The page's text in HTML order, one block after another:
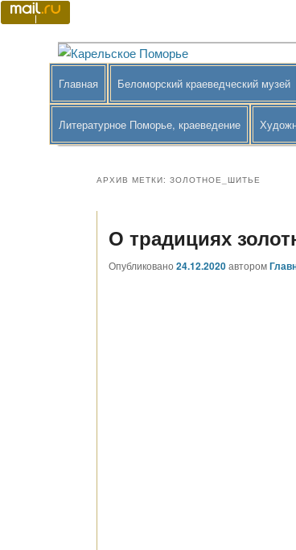
Перейти
к
основному
содержимому
Перейти
к
дополнительному
содержимому
Карельское
Краеведение Беломорского
меню
Главная Беломорский краеведческий музей
Литературное Поморье, краеведение
АРХИВ МЕТКИ: ЗОЛОТНОЕ_ШИТЬЕ
О традициях
Опубликовано 24.12.2020автором